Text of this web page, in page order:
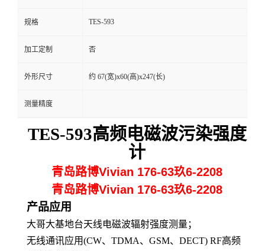
规格 TES-593
加工定制 否
外形尺寸 约 67(宽)x60(高)x247(长)
测量精度
TES-593高频电磁波污染强度
计
青岛路博Vivian 176-63玖6-2208
青岛路博Vivian 176-63玖6-2208
产品应用
大哥大基地台天线电磁波辐射强度测量；
无线通讯应用(CW、TDMA、GSM、DECT) RF高频